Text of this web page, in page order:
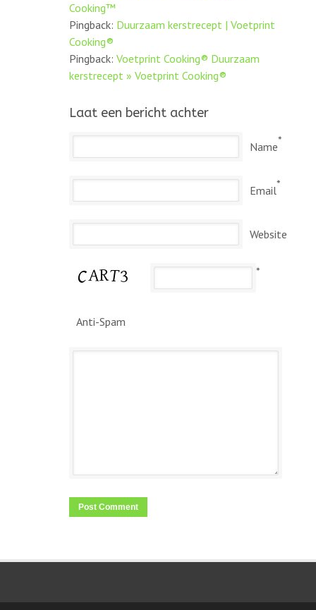
Cooking™
Pingback: Duurzaam kerstrecept | Voetprint
Cooking®
Pingback: Voetprint Cooking® Duurzaam
kerstrecept » Voetprint Cooking®
Laat een bericht achter
Name*
Email*
Website
Anti-Spam
*